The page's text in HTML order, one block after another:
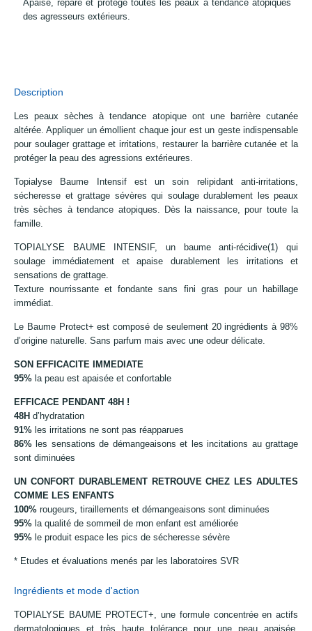
Apaise, répare et protège toutes les peaux à tendance atopiques
des agresseurs extérieurs.
Description
Les peaux sèches à tendance atopique ont une barrière cutanée
altérée. Appliquer un émollient chaque jour est un geste indispensable
pour soulager grattage et irritations, restaurer la barrière cutanée et la
protéger la peau des agressions extérieures.
Topialyse Baume Intensif est un soin relipidant anti-irritations,
sécheresse et grattage sévères qui soulage durablement les peaux
très sèches à tendance atopiques. Dès la naissance, pour toute la
famille.
TOPIALYSE BAUME INTENSIF, un baume anti-récidive(1) qui
soulage immédiatement et apaise durablement les irritations et
sensations de grattage.
Texture nourrissante et fondante sans fini gras pour un habillage
immédiat.
Le Baume Protect+ est composé de seulement 20 ingrédients à 98%
d’origine naturelle. Sans parfum mais avec une odeur délicate.
SON EFFICACITE IMMEDIATE
95% la peau est apaisée et confortable
EFFICACE PENDANT 48H !
48H d’hydratation
91% les irritations ne sont pas réapparues
86% les sensations de démangeaisons et les incitations au grattage
sont diminuées
UN CONFORT DURABLEMENT RETROUVE CHEZ LES ADULTES
COMME LES ENFANTS
100% rougeurs, tiraillements et démangeaisons sont diminuées
95% la qualité de sommeil de mon enfant est améliorée
95% le produit espace les pics de sécheresse sévère
* Etudes et évaluations menés par les laboratoires SVR
Ingrédients et mode d'action
TOPIALYSE BAUME PROTECT+, une formule concentrée en actifs
dermatologiques et très haute tolérance pour une peau apaisée,